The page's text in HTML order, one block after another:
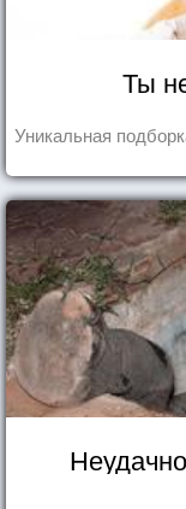
Ты
Уникальная